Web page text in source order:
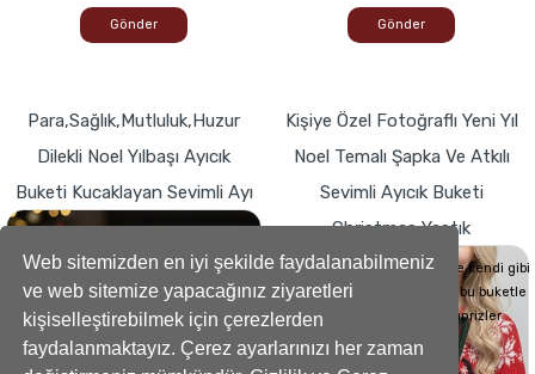
Web sitemizden en iyi şekilde faydalanabilmeniz
ve web sitemize yapacağınız ziyaretleri
kişiselleştirebilmek için çerezlerden
faydalanmaktayız. Çerez ayarlarınızı her zaman
Gönder Gönder
Para,Sağlık,Mutluluk,Huzur
Dilekli Noel Yılbaşı Ayıcık
Buketi Kucaklayan Sevimli Ayı
hediyeye dönüşse böyle görünürdü!
Kişiye Özel Fotoğraflı Yeni Yıl
Noel Temalı Şapka Ve Atkılı
Sevimli Ayıcık Buketi
Christmas Yastık
Sevdiklerinizin Kalplerini de kendi gibi
yumuşacık hale getirecek bu buketle
sevdiklerinize küçük süprizler